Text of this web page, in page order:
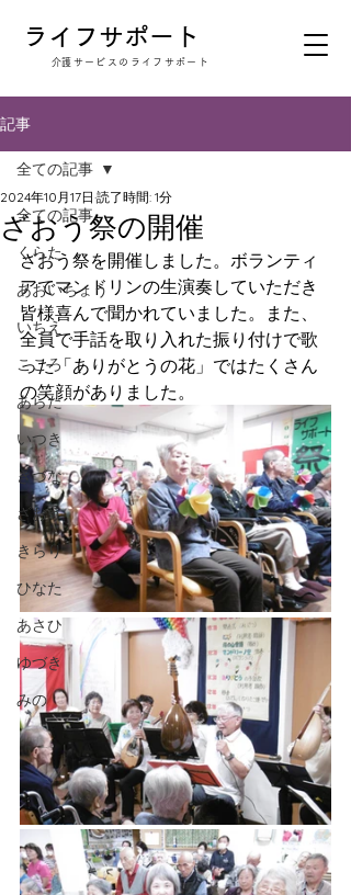
​ライフサポート
​介護サービスのライフサポート
記事
全ての記事
くらた
あおいちょう
いちえ
こころ
あらた
いつき
きづな
ざおう
きらり
ひなた
あさひ
ゆづき
みの
全ての記事
ざおう祭の開催
2024年10月17日 読了時間: 1分
ざおう祭を開催しました。ボランティ
アでマンドリンの生演奏していただき
皆様喜んで聞かれていました。また、
全員で手話を取り入れた振り付けで歌
った「ありがとうの花」ではたくさん
の笑顔がありました。